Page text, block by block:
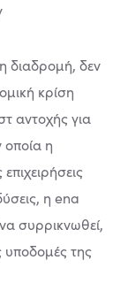
διαδρομή, δεν
κρίση
αντοχής για
οποία η
η ena
συρρικνωθεί,
υποδομές της